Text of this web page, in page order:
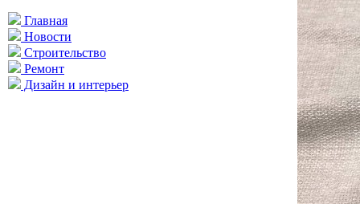
Главная
Новости
Строительство
Ремонт
Дизайн и интерьер